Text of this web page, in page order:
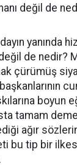
değil de
yanında
de nedir?
çürümüş
boyun
tamam
ağır sözlerin
bu tip bir